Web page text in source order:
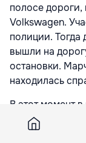
полосе дороги,
Volkswagen.
полиции.
вышли на
остановки.
находилась
В этот момент
Марчела